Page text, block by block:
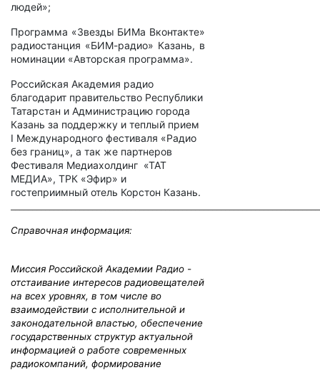
людей»;
Программа «Звезды БИМа Вконтакте»
радиостанция «БИМ-радио» Казань, в
номинации «Авторская программа».
Российская Академия радио
благодарит правительство Республики
Татарстан и Администрацию города
Казань за поддержку и теплый прием
I Международного фестиваля «Радио
без границ», а так же партнеров
Фестиваля Медиахолдинг «ТАТ
МЕДИА», ТРК «Эфир» и
гостеприимный отель Корстон Казань.
Справочная информация:
Миссия Российской Академии Радио -
отстаивание интересов радиовещателей
на всех уровнях, в том числе во
взаимодействии с исполнительной и
законодательной властью, обеспечение
государственных структур актуальной
информацией о работе современных
радиокомпаний, формирование